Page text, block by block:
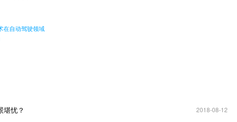
在自动驾驶领域
堪忧？ 2018-08-12